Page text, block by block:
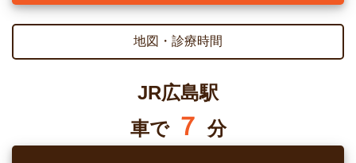
地図・診療時間
JR広島駅
車で ７ 分